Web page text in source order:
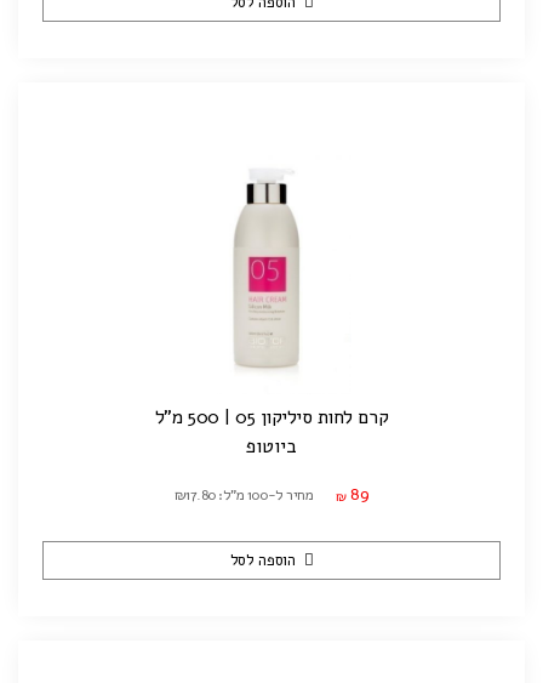
קרם לחות סיליקון 05 | 500 מ"ל
ביוטופ
₪ 89 מחיר ל-100 מ"ל: ₪17.80
הוספה לסל